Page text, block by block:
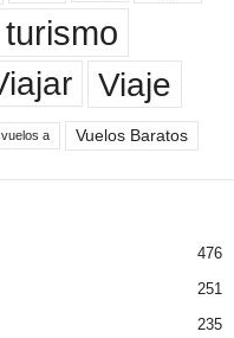
turismo
Viaje
vuelos a Vuelos Baratos
476
251
235